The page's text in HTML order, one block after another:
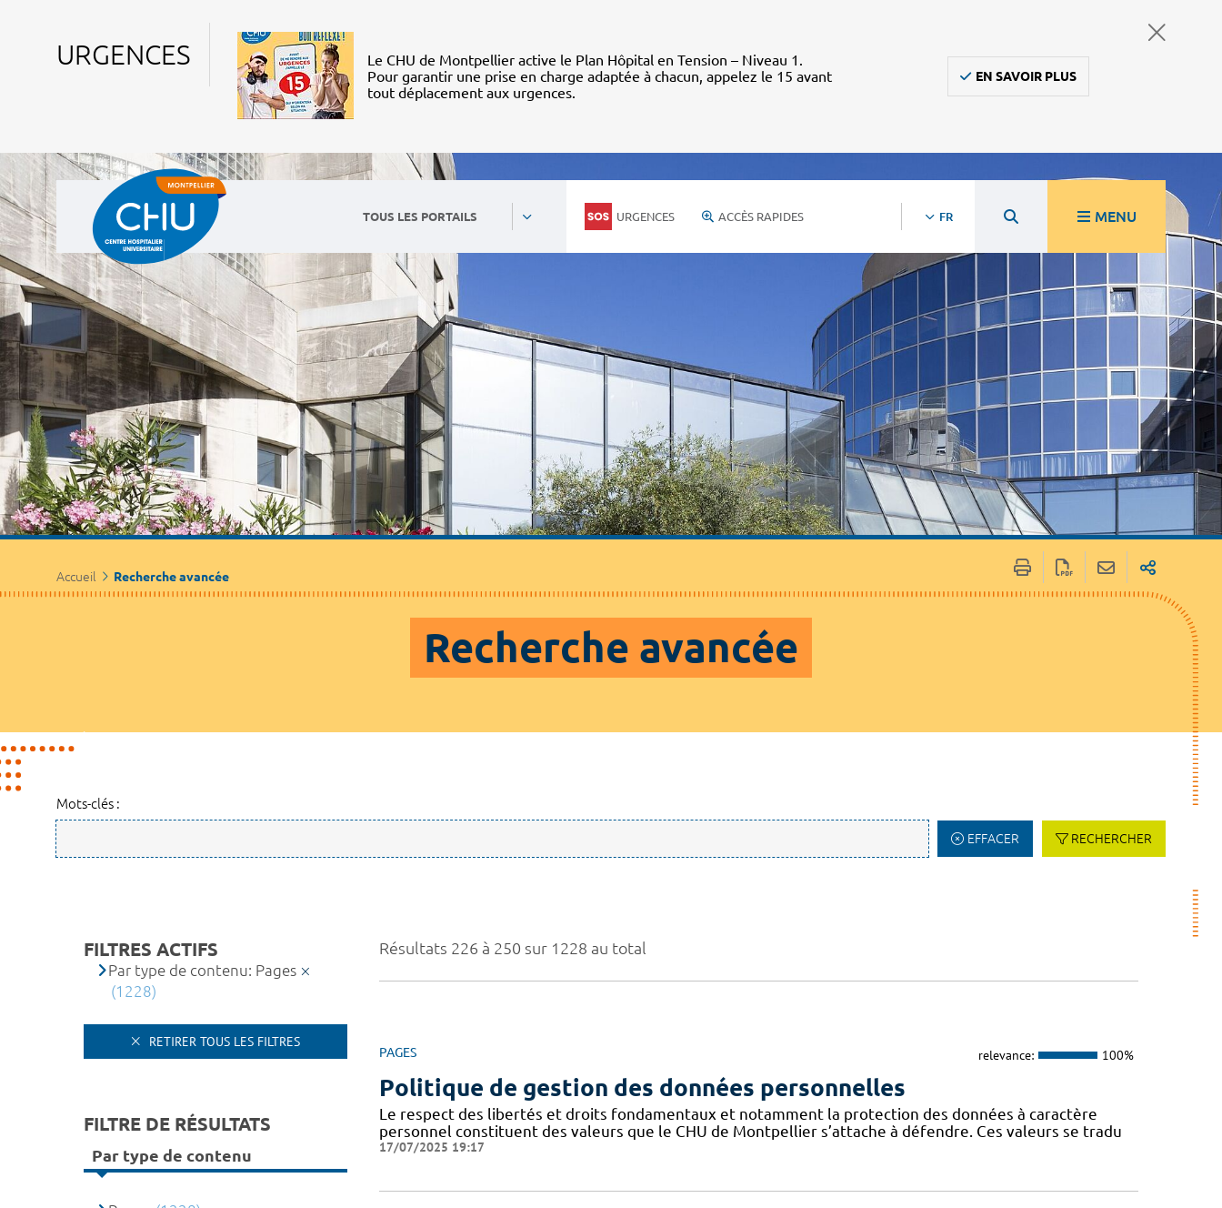
URGENCES
Le CHU de Montpellier active le Plan Hôpital en Tension – Niveau 1.
Pour garantir une prise en charge adaptée à chacun, appelez le 15 avant
tout déplacement aux urgences.
EN SAVOIR PLUS
TOUS LES PORTAILS URGENCES ACCÈS RAPIDES FR MENU
Accueil Recherche avancée
Recherche avancée
Mots-clés :
EFFACER RECHERCHER
Résultats 226 à 250 sur 1228 au total
PAGES relevance: 100%
Politique de gestion des données personnelles
Le respect des libertés et droits fondamentaux et notamment la protection des données à caractère
personnel constituent des valeurs que le CHU de Montpellier s’attache à défendre. Ces valeurs se tradu
17/07/2025 19:17
FILTRES ACTIFS
Par type de contenu: Pages
(1228)
RETIRER TOUS LES FILTRES
FILTRE DE RÉSULTATS
Par type de contenu